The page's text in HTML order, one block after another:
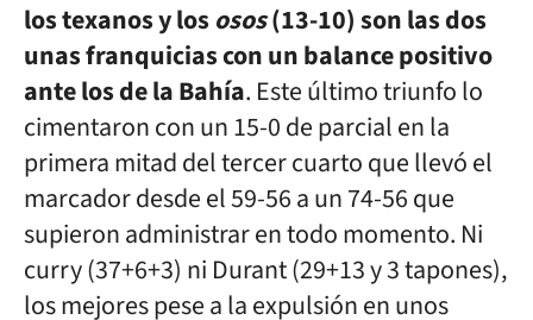
los texanos y los osos(13-10) son las dos
unas franquicias con un balance positivo
ante los de la Bahía. Este último triunfo lo
cimentaron con un 15-0 de parcial en la
primera mitad del tercer cuarto que llevó el
marcador desde el 59-56 a un 74-56 que
supieron administrar en todo momento. Ni
curry (37+6+3) ni Durant (29+13 y 3 tapones),
los mejores pese a la expulsión en unos